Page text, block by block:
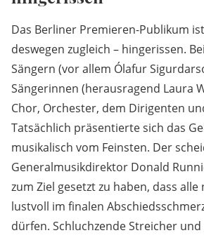
Das Berliner Premieren-Publikum
deswegen zugleich – hingerissen.
Sängern (vor allem Ólafur
Sängerinnen (herausragend Laura
Chor, Orchester, dem Dirigenten
Tatsächlich präsentierte sich das
musikalisch vom Feinsten. Der
Generalmusikdirektor Donald
zum Ziel gesetzt zu haben, dass alle
lustvoll im finalen
dürfen. Schluchzende Streicher